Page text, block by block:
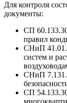
Для контроля
документы:
СП
правил
СНиП 41.01.
систем и
СНиП
СП